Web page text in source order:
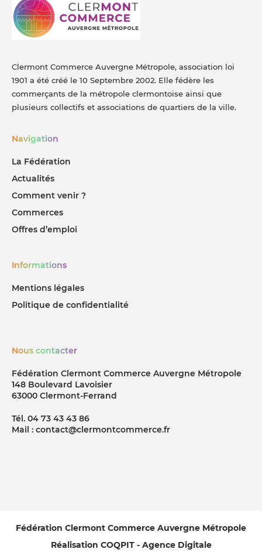
Clermont Commerce Auvergne Métropole, association loi
1901 a été créé le 10 Septembre 2002. Elle fédère les
commerçants de la métropole clermontoise ainsi que
plusieurs collectifs et associations de quartiers de la ville.
Navigation
La Fédération
Actualités
Comment venir ?
Commerces
Offres d’emploi
Informations
Mentions légales
Politique de confidentialité
Nous contacter
Fédération Clermont Commerce Auvergne Métropole
148 Boulevard Lavoisier
63000 Clermont-Ferrand
Tél. 04 73 43 43 86
Mail : contact@clermontcommerce.fr
Fédération Clermont Commerce Auvergne Métropole
Réalisation COQPIT - Agence Digitale